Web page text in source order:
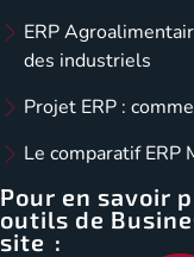
ERP
des industriels
Projet ERP :
Le comparatif ERP
Pour en savoir
outils de
site :